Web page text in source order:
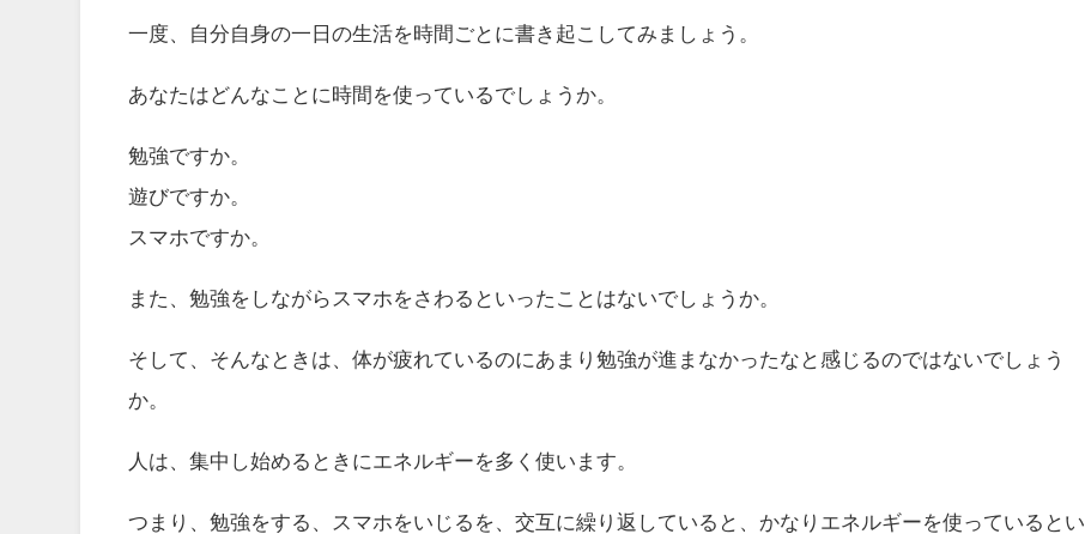
一度、自分自身の一日の生活を時間ごとに書き起こしてみましょう。
あなたはどんなことに時間を使っているでしょうか。
勉強ですか。
遊びですか。
スマホですか。
また、勉強をしながらスマホをさわるといったことはないでしょうか。
そして、そんなときは、体が疲れているのにあまり勉強が進まなかったなと感じるのではないでしょう
か。
人は、集中し始めるときにエネルギーを多く使います。
つまり、勉強をする、スマホをいじるを、交互に繰り返していると、かなりエネルギーを使っているとい